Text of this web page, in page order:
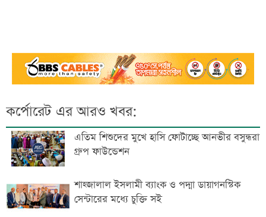
কর্পোরেট এর আরও খবর:
এতিম শিশুদের মুখে হাসি ফোটাচ্ছে আনভীর বসুন্ধরা
গ্রুপ ফাউন্ডেশন
শাহ্জালাল ইসলামী ব্যাংক ও পদ্মা ডায়াগনস্টিক
সেন্টারের মধ্যে চুক্তি সই